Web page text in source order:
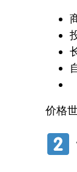
价格